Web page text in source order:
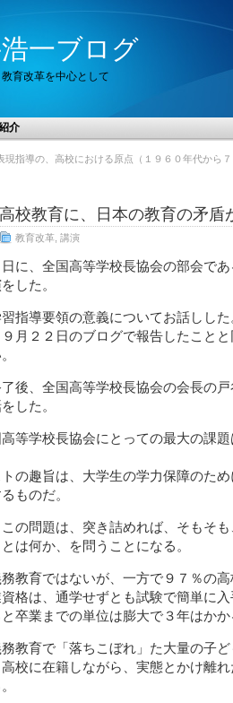
一ブログ
育改革を中心として
介
現指導の、高校における原点（１９６０年代から
高校教育に、日本の教育の矛盾
教育改革 講演
日に、全国高等学校長協会の部会で
した。
指導要領の意義についてお話しした
月２２日のブログで報告したこと
後、全国高等学校長協会の会長の
した。
等学校長協会にとっての最大の課
トの趣旨は、大学生の学力保障のた
ものだ。
この問題は、突き詰めれば、そもそ
とは何か、を問うことになる。
教育ではないが、一方で９７％の
格は、通学せずとも試験で簡単に
卒業までの単位は膨大で３年はかか
教育で「落ちこぼれ」た大量の子
校に在籍しながら、実態とかけ離